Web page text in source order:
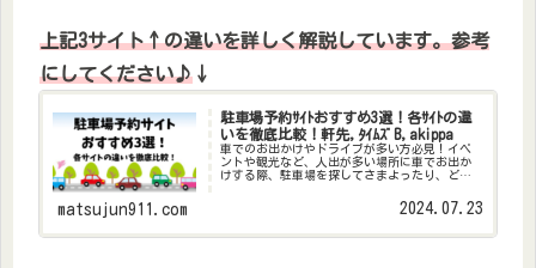
上記3サイト↑の違いを詳しく解説しています。参考
にしてください♪ ↓
駐車場予約ｻｲﾄおすすめ3選！各ｻｲﾄの違
いを徹底比較！軒先,ﾀｲﾑｽﾞB,akippa
車でのお出かけやドライブが多い方必見！イベ
ントや観光など、人出が多い場所に車でお出か
けする際、駐車場を探してさまよったり、どこ
か？空いている駐車場を探すだけでも一苦
労…、やっと見つけたと思ったら駐車料...
matsujun911.com 2024.07.23